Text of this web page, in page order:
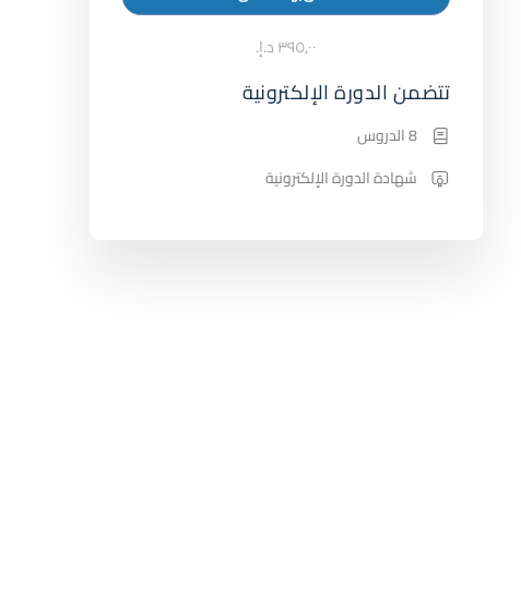
٣٩٥٫٠٠ د.إ.‏
تتضمن الدورة الإلكترونية
8 الدروس
شهادة الدورة الإلكترونية